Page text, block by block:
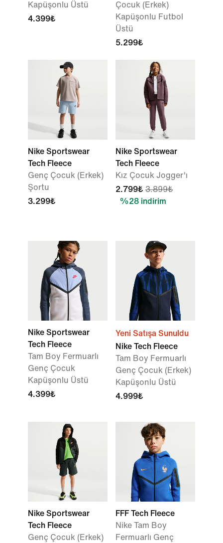
Kapüşonlu Üstü
4.399₺
Çocuk (Erkek)
Kapüşonlu Futbol
Üstü
5.299₺
Nike Sportswear
Tech Fleece
Genç Çocuk (Erkek)
Şortu
3.299₺
Nike Sportswear
Tech Fleece
Kız Çocuk Jogger'ı
2.799₺ 3.899₺
%28 indirim
Nike Sportswear
Tech Fleece
Tam Boy Fermuarlı
Genç Çocuk
Kapüşonlu Üstü
4.399₺
Yeni Satışa Sunuldu
Nike Tech Fleece
Tam Boy Fermuarlı
Genç Çocuk (Erkek)
Kapüşonlu Üstü
4.999₺
Nike Sportswear
Tech Fleece
Genç Çocuk (Erkek)
FFF Tech Fleece
Nike Tam Boy
Fermuarlı Genç